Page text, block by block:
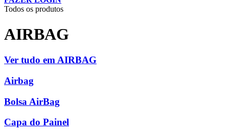
Todos os produtos
AIRBAG
Ver tudo em AIRBAG
Airbag
Bolsa AirBag
Capa do Painel